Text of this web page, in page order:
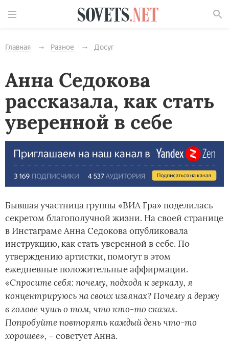
Главная Разное Досуг
Анна Седокова
рассказала, как стать
уверенной в себе
Бывшая участница группы «ВИА Гра» поделилась
секретом благополучной жизни. На своей странице
в Инстаграме Анна Седокова опубликовала
инструкцию, как стать уверенной в себе. По
утверждению артистки, помогут в этом
ежедневные положительные аффирмации.
«Спросите себя: почему, подходя к зеркалу, я
концентрируюсь на своих изъянах? Почему я держу
в голове чушь о том, что кто-то сказал.
Попробуйте повторять каждый день что-то
хорошее», – советует Анна.